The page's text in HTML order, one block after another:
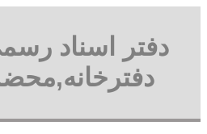
دفتر اسناد